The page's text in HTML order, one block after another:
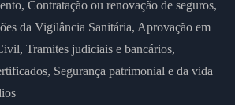
Contratação ou renovação de seguros,
da Vigilância Sanitária, Aprovação em
Tramites judiciais e bancários,
Segurança patrimonial e da vida